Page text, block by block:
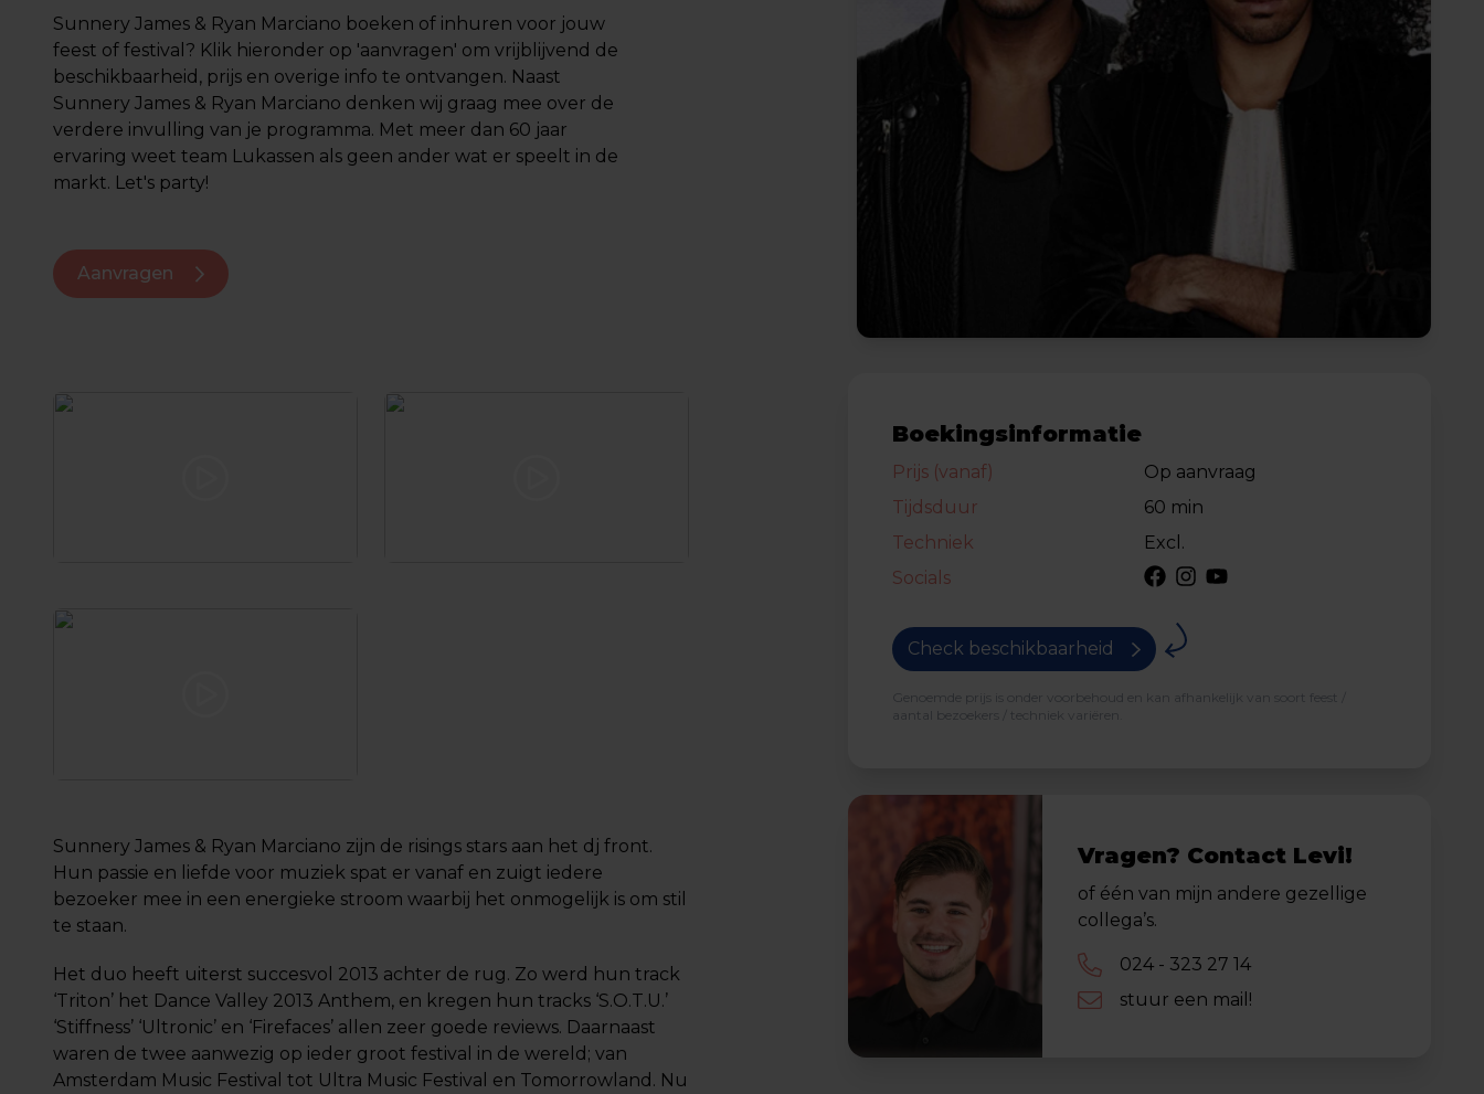
Sunnery James & Ryan Marciano boeken of inhuren voor jouw
feest of festival? Klik hieronder op 'aanvragen' om vrijblijvend de
beschikbaarheid, prijs en overige info te ontvangen. Naast
Sunnery James & Ryan Marciano denken wij graag mee over de
verdere invulling van je programma. Met meer dan 60 jaar
ervaring weet team Lukassen als geen ander wat er speelt in de
markt. Let's party!
Aanvragen
Sunnery James & Ryan Marciano zijn de risings stars aan het dj front.
Hun passie en liefde voor muziek spat er vanaf en zuigt iedere
bezoeker mee in een energieke stroom waarbij het onmogelijk is om stil
te staan.
Het duo heeft uiterst succesvol 2013 achter de rug. Zo werd hun track
‘Triton’ het Dance Valley 2013 Anthem, en kregen hun tracks ‘S.O.T.U.’
‘Stiffness’ ‘Ultronic’ en ‘Firefaces’ allen zeer goede reviews. Daarnaast
waren de twee aanwezig op ieder groot festival in de wereld; van
Amsterdam Music Festival tot Ultra Music Festival en Tomorrowland. Nu
Boekingsinformatie
Prijs (vanaf)
Op aanvraag
Tijdsduur
60 min
Techniek
Excl.
Socials
Check beschikbaarheid
Genoemde prijs is onder voorbehoud en kan afhankelijk van soort feest /
aantal bezoekers / techniek variëren.
Vragen? Contact Levi!
of één van mijn andere gezellige
collega’s.
024 - 323 27 14
stuur een mail!